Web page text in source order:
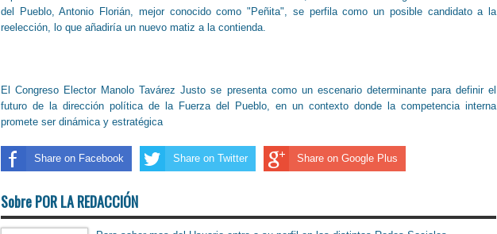
del Pueblo, Antonio Florián, mejor conocido como "Peñita", se perfila como un posible candidato a la
reelección, lo que añadiría un nuevo matiz a la contienda.
El Congreso Elector Manolo Tavárez Justo se presenta como un escenario determinante para definir el
futuro de la dirección política de la Fuerza del Pueblo, en un contexto donde la competencia interna
promete ser dinámica y estratégica
Share on Facebook Share on Twitter Share on Google Plus
Sobre POR LA REDACCIÓN